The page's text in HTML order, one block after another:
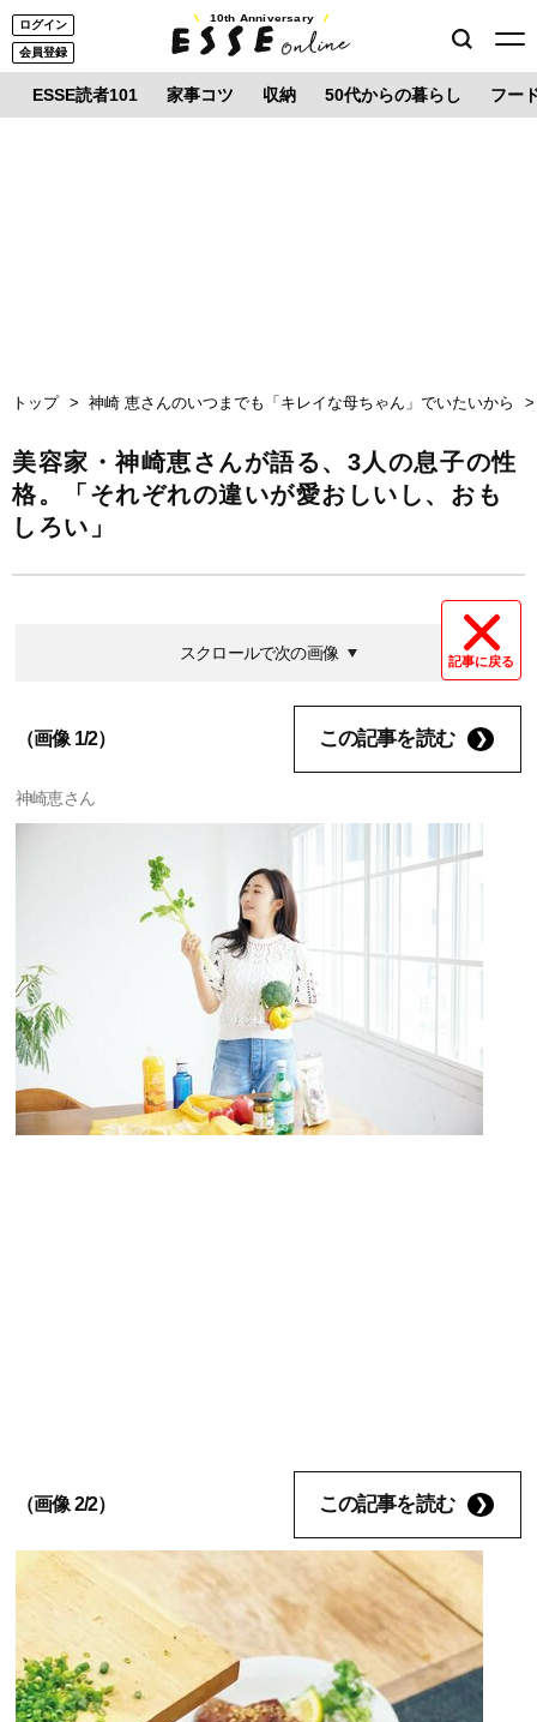
ログイン
会員登録
10th Anniversary
ESSE読者101 家事コツ 収納 50代からの暮らし フー
トップ 神崎 恵さんのいつまでも「キレイな母ちゃん」でいたいから
美容家・神崎恵さんが語る、3人の息子の性
格。「それぞれの違いが愛おしいし、おも
しろい」
記事に戻る
スクロールで次の画像
（画像 1/2） この記事を読む
神崎恵さん
（画像 2/2） この記事を読む